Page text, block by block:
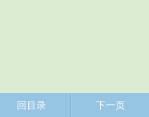
回目录 下一页